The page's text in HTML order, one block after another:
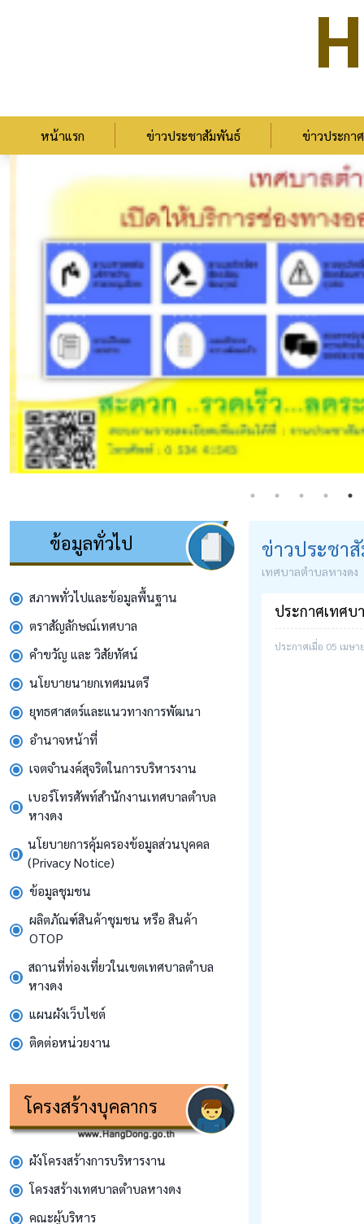
หน้าแรก ข่าวประชาสัมพันธ์ ข่าวประกาศ
ข้อมูลทั่วไป
สภาพทั่วไปและข้อมูลพื้นฐาน
ตราสัญลักษณ์เทศบาล
คำขวัญ และ วิสัยทัศน์
นโยบายนายกเทศมนตรี
ยุทธศาสตร์และแนวทางการพัฒนา
อำนาจหน้าที่
เจตจำนงค์สุจริตในการบริหารงาน
เบอร์โทรศัพท์สำนักงานเทศบาลตำบล
หางดง
นโยบายการคุ้มครองข้อมูลส่วนบุคคล
(Privacy Notice)
ข้อมูลชุมชน
ผลิตภัณฑ์สินค้าชุมชน หรือ สินค้า
OTOP
สถานที่ท่องเที่ยวในเขตเทศบาลตำบล
หางดง
แผนผังเว็บไซต์
ติดต่อหน่วยงาน
โครงสร้างบุคลากร
ผังโครงสร้างการบริหารงาน
โครงสร้างเทศบาลตำบลหางดง
คณะผู้บริหาร
ข่าวประชา
เทศบาลตำบลหางดง
ประกาศเทศบ
ประกาศเมื่อ 05 เมษ